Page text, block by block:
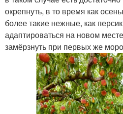
окрепнуть, в то время как
более такие нежные, как
адаптироваться на новом
замёрзнуть при первых же